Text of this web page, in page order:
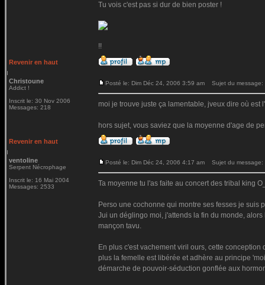
Tu vois c'est pas si dur de bien poster !
!!
Revenir en haut
Christoune
Addict !
Inscrit le: 30 Nov 2006
Messages: 218
Posté le: Dim Déc 24, 2006 3:59 am Sujet du message:
moi je trouve juste ça lamentable, jveux dire où est
hors sujet, vous saviez que la moyenne d'age de
Revenir en haut
ventoline
Serpent Nécrophage
Inscrit le: 16 Mai 2004
Messages: 2533
Posté le: Dim Déc 24, 2006 4:17 am Sujet du message:
Ta moyenne tu l'as faite au concert des tribal king
Perso une cochonne qui montre ses fesses je suis
Jui un déglingo moi, j'attends la fin du monde,
mançon tavu.
En plus c'est vachement viril ours, cette
plus la femelle est libérée et adhère au principe
démarche de pouvoir-séduction gonflée aux